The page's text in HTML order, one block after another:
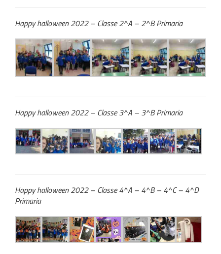
Happy halloween 2022 – Classe 2^A – 2^B Primaria
Happy halloween 2022 – Classe 3^A – 3^B Primaria
Happy halloween 2022 – Classe 4^A – 4^B – 4^C – 4^D
Primaria